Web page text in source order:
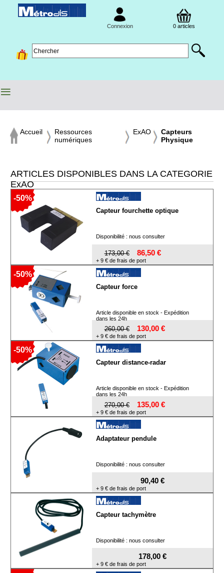
Connexion 0 articles
≡
Accueil
Ressources
numériques
ExAO
Capteurs
Physique
ARTICLES DISPONIBLES DANS LA CATEGORIE
ExAO
-50%
Capteur fourchette optique
Disponibilité : nous consulter
173,00 € 86,50 €
+ 9 € de frais de port
-50%
Capteur force
Article disponible en stock - Expédition
dans les 24h
260,00 € 130,00 €
+ 9 € de frais de port
-50%
Capteur distance-radar
Article disponible en stock - Expédition
dans les 24h
270,00 € 135,00 €
+ 9 € de frais de port
Adaptateur pendule
Disponibilité : nous consulter
90,40 €
+ 9 € de frais de port
Capteur tachymètre
Disponibilité : nous consulter
178,00 €
+ 9 € de frais de port